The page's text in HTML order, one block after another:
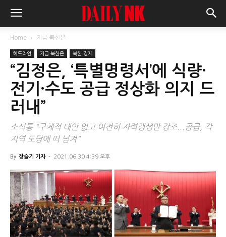
Home 지금 북한은
헤드라인 지금 북한은 북한 경제
“김정은, ‘특별명령서’에 식량·
전기·수도 공급 정상화 의지 드
러내”
소식통 "구체적 대안 없고 여전히 자력갱생만 강조...공급, 각
지역 도당에 떠 넘겨"
By 장슬기 기자 - 2021.06.30 4:39 오후